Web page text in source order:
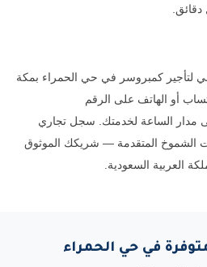
كمبروسر في حي الحمراء بمكة
أو الهاتف على الرقم
متاح على مدار الساعة لخدمتك. سجل تجاري
رافعات الشموخ المتقدمة — شريكك الموثوق
العربية السعودية.
في حي الحمراء